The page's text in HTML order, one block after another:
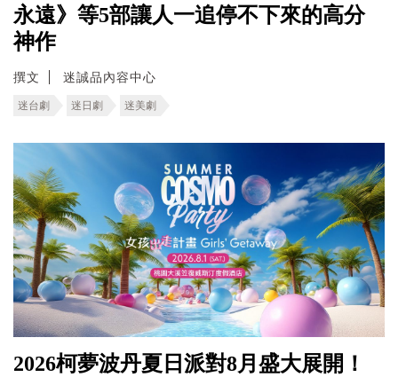
永遠》等5部讓人一追停不下來的高分
神作
撰文 迷誠品內容中心
迷台劇 迷日劇 迷美劇
2026柯夢波丹夏日派對8月盛大展開！